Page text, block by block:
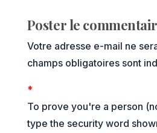
Poster le
Votre adresse e-mail ne
champs obligatoires sont
*
To prove you're a person
type the security word